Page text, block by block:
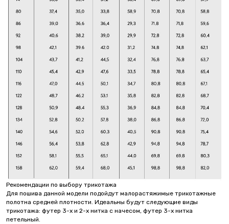
Рекомендации по выбору трикотажа
Для пошива данной модели подойдут малорастяжимые трикотажные
полотна средней плотности. Идеальны будут следующие виды
трикотажа: футер 3-х и 2-х нитка с начесом, футер 3-х нитка
петельный.